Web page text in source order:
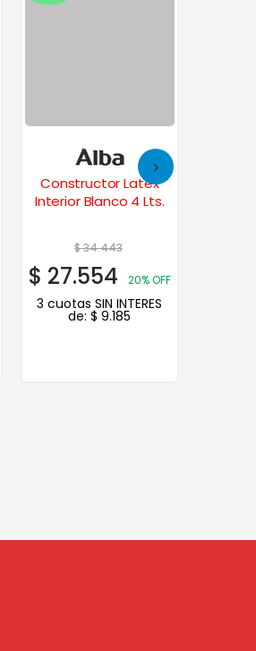
Constructor Latex
Interior Blanco 4 Lts.
$34.443
$ 27.554 20% OFF
3 cuotas SIN INTERES
de:$ 9.185